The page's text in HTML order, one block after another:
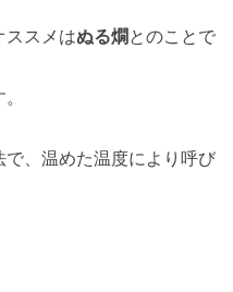
ススメはぬる燗 とのことで
、温めた温度により呼び